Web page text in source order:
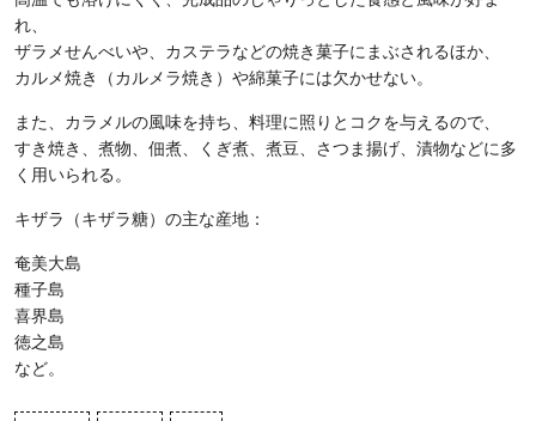
れ、
ザラメせんべいや、カステラなどの焼き菓子にまぶされるほか、
カルメ焼き（カルメラ焼き）や綿菓子には欠かせない。
また、カラメルの風味を持ち、料理に照りとコクを与えるので、
すき焼き、煮物、佃煮、くぎ煮、煮豆、さつま揚げ、漬物などに多
く用いられる。
キザラ（キザラ糖）の主な産地：
奄美大島
種子島
喜界島
徳之島
など。